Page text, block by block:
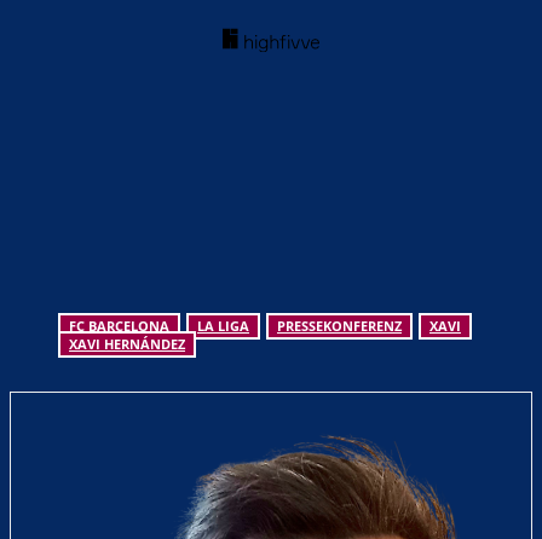
FC BARCELONA LA LIGA PRESSEKONFERENZ
XAVI
XAVI HERNÁNDEZ